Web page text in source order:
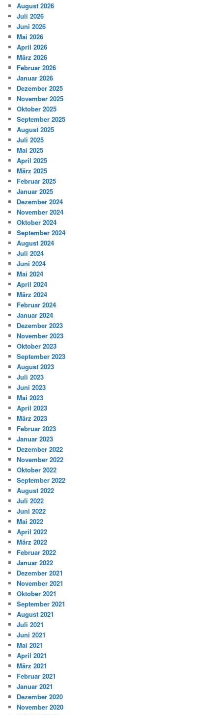
August 2026
Juli 2026
Juni 2026
Mai 2026
April 2026
März 2026
Februar 2026
Januar 2026
Dezember 2025
November 2025
Oktober 2025
September 2025
August 2025
Juli 2025
Mai 2025
April 2025
März 2025
Februar 2025
Januar 2025
Dezember 2024
November 2024
Oktober 2024
September 2024
August 2024
Juli 2024
Juni 2024
Mai 2024
April 2024
März 2024
Februar 2024
Januar 2024
Dezember 2023
November 2023
Oktober 2023
September 2023
August 2023
Juli 2023
Juni 2023
Mai 2023
April 2023
März 2023
Februar 2023
Januar 2023
Dezember 2022
November 2022
Oktober 2022
September 2022
August 2022
Juli 2022
Juni 2022
Mai 2022
April 2022
März 2022
Februar 2022
Januar 2022
Dezember 2021
November 2021
Oktober 2021
September 2021
August 2021
Juli 2021
Juni 2021
Mai 2021
April 2021
März 2021
Februar 2021
Januar 2021
Dezember 2020
November 2020